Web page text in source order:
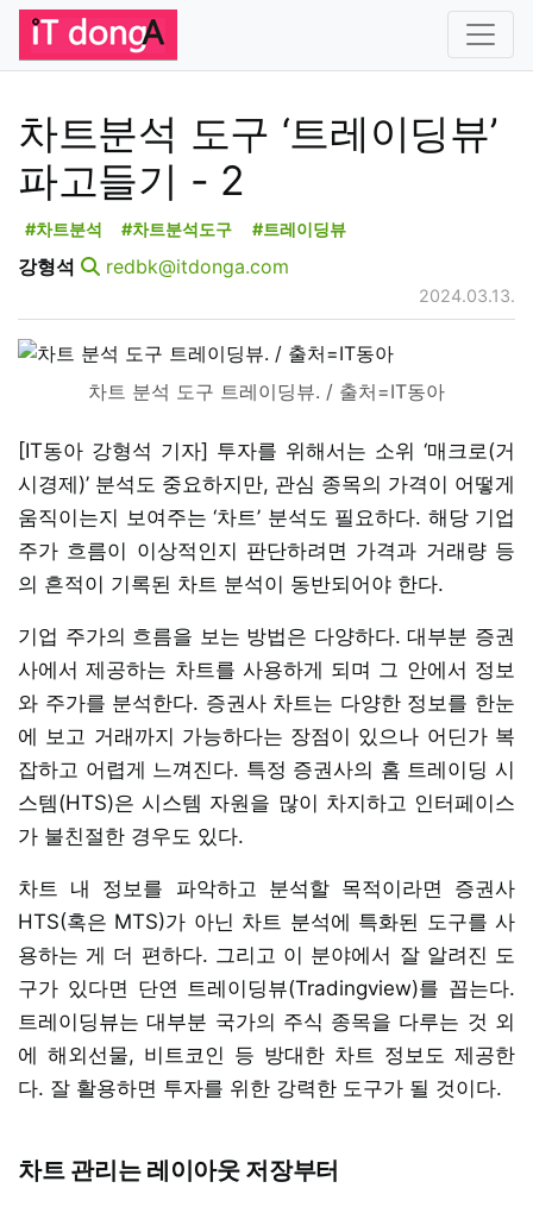
차트분석 도구 ‘트레이딩뷰’
파고들기 - 2
#차트분석 #차트분석도구 #트레이딩뷰
강형석 redbk@itdonga.com
2024.03.13.
차트 분석 도구 트레이딩뷰. / 출처=IT동아
[IT동아 강형석 기자] 투자를 위해서는 소위 ‘매크로(거
시경제)’ 분석도 중요하지만, 관심 종목의 가격이 어떻게
움직이는지 보여주는 ‘차트’ 분석도 필요하다. 해당 기업
주가 흐름이 이상적인지 판단하려면 가격과 거래량 등
의 흔적이 기록된 차트 분석이 동반되어야 한다.
기업 주가의 흐름을 보는 방법은 다양하다. 대부분 증권
사에서 제공하는 차트를 사용하게 되며 그 안에서 정보
와 주가를 분석한다. 증권사 차트는 다양한 정보를 한눈
에 보고 거래까지 가능하다는 장점이 있으나 어딘가 복
잡하고 어렵게 느껴진다. 특정 증권사의 홈 트레이딩 시
스템(HTS)은 시스템 자원을 많이 차지하고 인터페이스
가 불친절한 경우도 있다.
차트 내 정보를 파악하고 분석할 목적이라면 증권사
HTS(혹은 MTS)가 아닌 차트 분석에 특화된 도구를 사
용하는 게 더 편하다. 그리고 이 분야에서 잘 알려진 도
구가 있다면 단연 트레이딩뷰(Tradingview)를 꼽는다.
트레이딩뷰는 대부분 국가의 주식 종목을 다루는 것 외
에 해외선물, 비트코인 등 방대한 차트 정보도 제공한
다. 잘 활용하면 투자를 위한 강력한 도구가 될 것이다.
차트 관리는 레이아웃 저장부터